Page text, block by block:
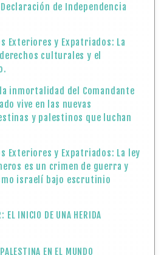
de Independencia
Exteriores y Expatriados: La
derechos culturales y el
inmortalidad del Comandante
vive en las nuevas
y palestinos que luchan
Exteriores y Expatriados: La ley
es un crimen de guerra y
israelí bajo escrutinio
EL INICIO DE UNA HERIDA
EN EL MUNDO